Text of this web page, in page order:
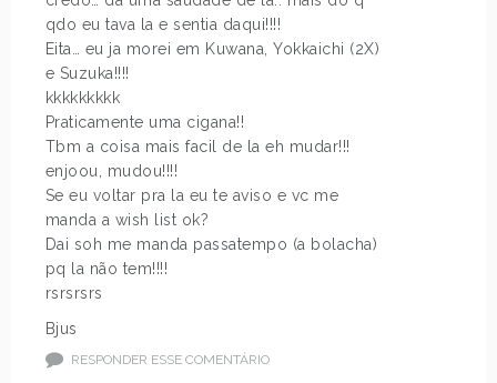
qdo eu tava la e sentia daqui!!!!
Eita… eu ja morei em Kuwana, Yokkaichi (2X)
e Suzuka!!!!
kkkkkkkkk
Praticamente uma cigana!!
Tbm a coisa mais facil de la eh mudar!!!
enjoou, mudou!!!!
Se eu voltar pra la eu te aviso e vc me
manda a wish list ok?
Dai soh me manda passatempo (a bolacha)
pq la não tem!!!!
rsrsrsrs
Bjus
RESPONDER ESSE COMENTÁRIO